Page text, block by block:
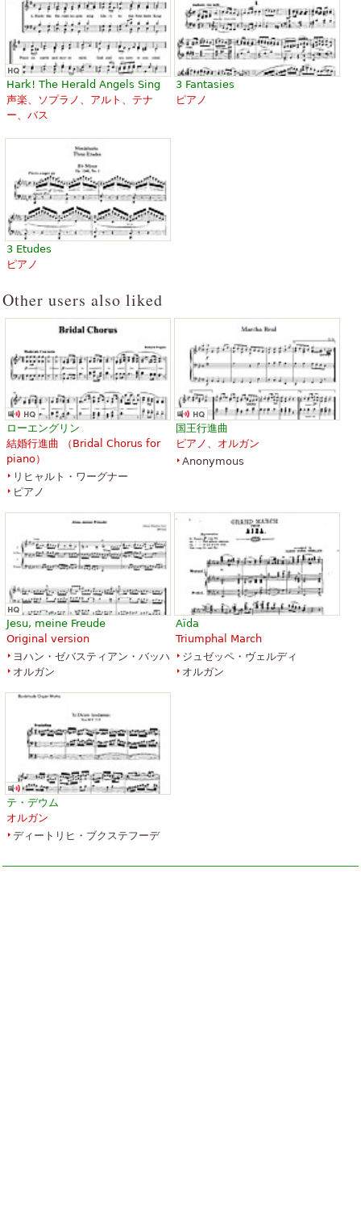
Hark! The Herald Angels Sing
声楽、ソプラノ、アルト、テナ
ー、バス
3 Fantasies
ピアノ
3 Etudes
ピアノ
Other users also liked
ローエングリン
結婚行進曲 （ Bridal Chorus for
piano）
リヒャルト・ワーグナー
ピアノ
国王行進曲
ピアノ、オルガン
Anonymous
Jesu, meine Freude
Original version
ヨハン・ゼバスティアン・バッハ
オルガン
Aïda
Triumphal March
ジュゼッペ・ヴェルディ
オルガン
テ・デウム
オルガン
ディートリヒ・ブクステフーデ